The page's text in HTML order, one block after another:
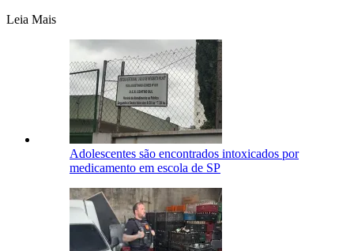
Leia Mais
Adolescentes são encontrados intoxicados por
medicamento em escola de SP